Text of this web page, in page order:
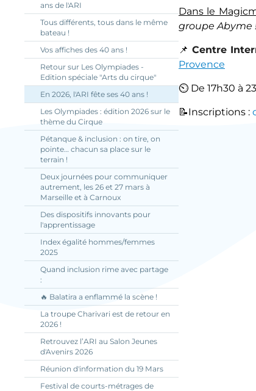
ans de l'ARI
Tous différents, tous dans le même
bateau !
Vos affiches des 40 ans !
Retour sur Les Olympiades -
Edition spéciale "Arts du cirque"
En 2026, l'ARI fête ses 40 ans !
Les Olympiades : édition 2026 sur le
thème du Cirque
Pétanque & inclusion : on tire, on
pointe… chacun sa place sur le
terrain !
Deux journées pour communiquer
autrement, les 26 et 27 mars à
Marseille et à Carnoux
Des dispositifs innovants pour
l'apprentissage
Index égalité hommes/femmes
2025
Quand inclusion rime avec partage
:
🔥 Balatira a enflammé la scène !
La troupe Charivari est de retour en
2026 !
Retrouvez l’ARI au Salon Jeunes
d'Avenirs 2026
Réunion d'information du 19 Mars
Festival de courts-métrages de
Dans le
groupe Abyme
📌 Centre
Provence
⏲De 17h30 à
📝Inscriptions :